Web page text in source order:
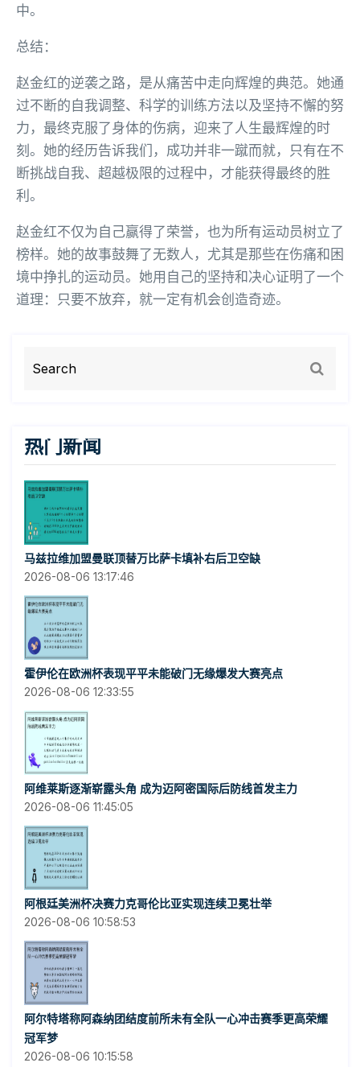
中。
总结：
赵金红的逆袭之路，是从痛苦中走向辉煌的典范。她通
过不断的自我调整、科学的训练方法以及坚持不懈的努
力，最终克服了身体的伤病，迎来了人生最辉煌的时
刻。她的经历告诉我们，成功并非一蹴而就，只有在不
断挑战自我、超越极限的过程中，才能获得最终的胜
利。
赵金红不仅为自己赢得了荣誉，也为所有运动员树立了
榜样。她的故事鼓舞了无数人，尤其是那些在伤痛和困
境中挣扎的运动员。她用自己的坚持和决心证明了一个
道理：只要不放弃，就一定有机会创造奇迹。
热门新闻
马兹拉维加盟曼联顶替万比萨卡填补右后卫空缺
2026-08-06 13:17:46
霍伊伦在欧洲杯表现平平未能破门无缘爆发大赛亮点
2026-08-06 12:33:55
阿维莱斯逐渐崭露头角 成为迈阿密国际后防线首发主力
2026-08-06 11:45:05
阿根廷美洲杯决赛力克哥伦比亚实现连续卫冕壮举
2026-08-06 10:58:53
阿尔特塔称阿森纳团结度前所未有全队一心冲击赛季更高荣耀
冠军梦
2026-08-06 10:15:58